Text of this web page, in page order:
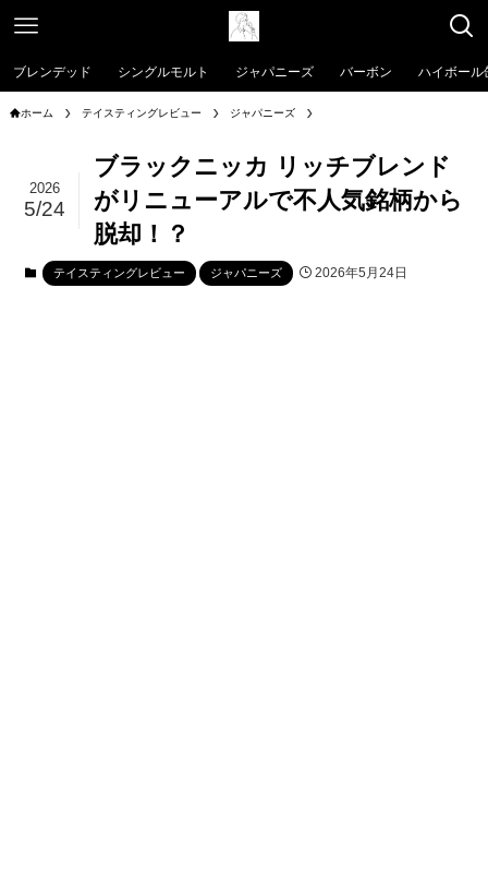
ブレンデッド シングルモルト ジャパニーズ バーボン ハイボール
ホーム テイスティングレビュー ジャパニーズ
ブラックニッカ リッチブレンド
がリニューアルで不人気銘柄から
脱却！？
2026
5/24
テイスティングレビュー ジャパニーズ 2026年5月24日